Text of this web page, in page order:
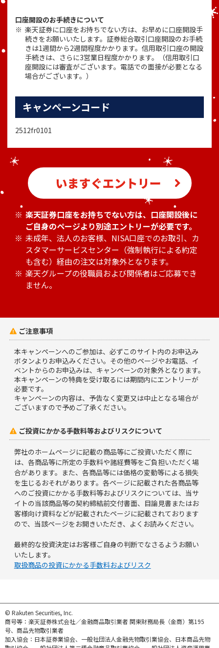
口座開設のお手続きについて
楽天証券に口座をお持ちでない方は、お早めに口座開設手
続きをお願いいたします。証券総合取引口座開設のお手続
きは1週間から2週間程度かかります。信用取引口座の開設
手続きは、さらに3営業日程度かかります。（信用取引口
座開設には審査がございます。電話での面接が必要となる
場合がございます。）
キャンペーンコード
2512fr0101
楽天証券口座をお持ちでない方は、口座開設後に
ご自身のページより別途エントリーが必要です。
未成年、法人のお客様、NISA口座でのお取引、カ
スタマーサービスセンター（強制執行による約定
も含む）経由の注文は対象外となります。
楽天グループの役職員および関係者はご応募でき
ません。
 ご注意事項
本キャンペーンへのご参加は、必ずこのサイト内のお申込み
ボタンよりお申込みください。その他のページやお電話、イ
ベントからのお申込みは、キャンペーンの対象外となります。
本キャンペーンの特典を受け取るには期間内にエントリーが
必要です。
キャンペーンの内容は、予告なく変更又は中止となる場合が
ございますので予めご了承ください。
 ご投資にかかる手数料等およびリスクについて
弊社のホームページに記載の商品等にご投資いただく際に
は、各商品等に所定の手数料や諸経費等をご負担いただく場
合があります。また、各商品等には価格の変動等による損失
を生じるおそれがあります。各ページに記載された各商品等
へのご投資にかかる手数料等およびリスクについては、当サ
イトの当該商品等の契約締結前交付書面、目論見書またはお
客様向け資料などが記載されたページに記載されております
ので、当該ページをお開きいただき、よくお読みください。
最終的な投資決定はお客様ご自身の判断でなさるようお願い
いたします。
取扱商品の投資にかかる手数料およびリスク
© Rakuten Securities, Inc.
商号等：楽天証券株式会社／金融商品取引業者 関東財務局長（金商）第195
号、商品先物取引業者
加入協会：日本証券業協会、一般社団法人金融先物取引業協会、日本商品先物